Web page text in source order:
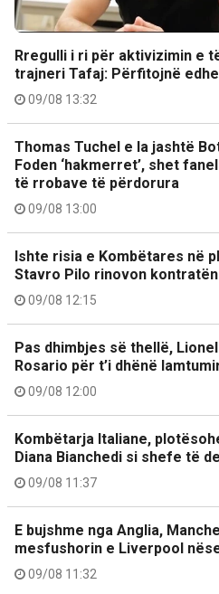
Rregulli i ri për aktivizimin e
trajneri Tafaj: Përfitojnë
09/08 13:32
Thomas Tuchel e la jashtë
Foden ‘hakmerret’, shet
të rrobave të përdorura
09/08 13:00
Ishte risia e Kombëtares në
Stavro Pilo rinovon
09/08 12:15
Pas dhimbjes së thellë,
Rosario për t’i dhënë
09/08 12:00
Kombëtarja Italiane,
Diana Bianchedi si shefe të
09/08 11:37
E bujshme nga Anglia,
mesfushorin e Liverpool
09/08 11:32